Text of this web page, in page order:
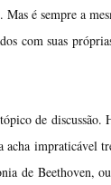
é sempre a
com suas
de
acha impraticável
de Beethoven,